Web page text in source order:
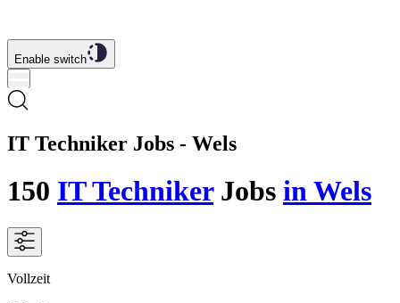
Enable switch
IT Techniker Jobs - Wels
150 IT TechnikerJobs in Wels
Vollzeit